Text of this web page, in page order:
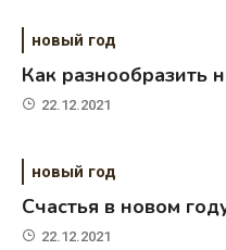
новый год
Как разнообразить
22.12.2021
новый год
Счастья в новом
22.12.2021